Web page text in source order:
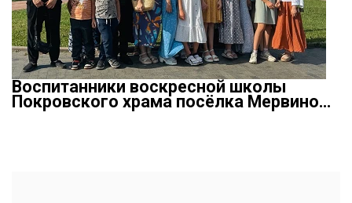
Воспитанники воскресной школы
Покровского храма посёлка Мервино…